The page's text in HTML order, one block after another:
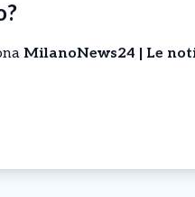
MilanoNews24 | Le